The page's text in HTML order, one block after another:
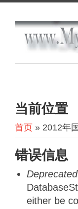
当前位置
首页 » 2012年
错误信息
either be